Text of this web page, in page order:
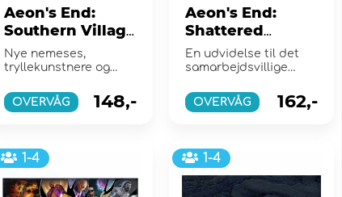
Aeon's End:
Southern Village
(Exp.)
Nye nemeses,
tryllekunstnere og
OVERVÅG
148,-
Aeon's End:
Shattered
Dreams (Exp.)
En udvidelse til det
samarbejdsvillige
Aeon's End: The New
Age.
OVERVÅG 162,-
1-4 1-4